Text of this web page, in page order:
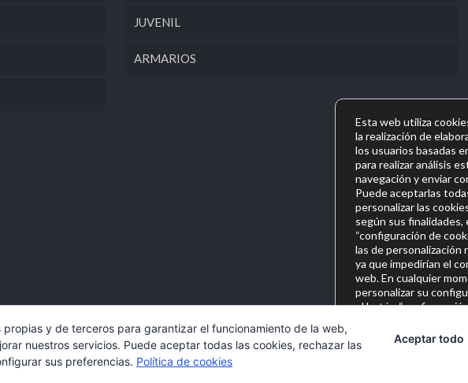
JUVENIL
ARMARIOS
por Grupo Ifedes.
Esta web utiliza
la realización de
los usuarios basadas
para realizar análisis
navegación y enviar
Puede aceptarlas
personalizar las
según sus finalidades,
“configuración de
las de personalización
ya que impedirían el
web. En cualquier
personalizar su
el botón
consultar más
cookies que utilizamos
propias y de terceros para garantizar el funcionamiento de la web,
nuestros servicios. Puede aceptar todas las cookies, rechazar las
sus preferencias. Política de cookies
Aceptar todo